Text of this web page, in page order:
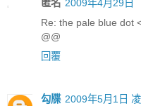
匿名 2009年4月29日
Re: the pale blue dot
@@
回覆
勾牒 2009年5月1日